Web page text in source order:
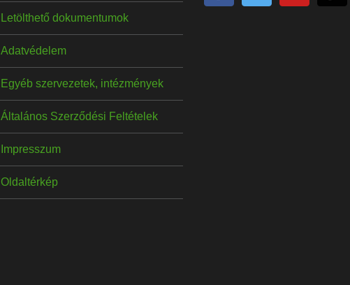
Letölthető dokumentumok
Adatvédelem
Egyéb szervezetek, intézmények
Általános Szerződési Feltételek
Impresszum
Oldaltérkép